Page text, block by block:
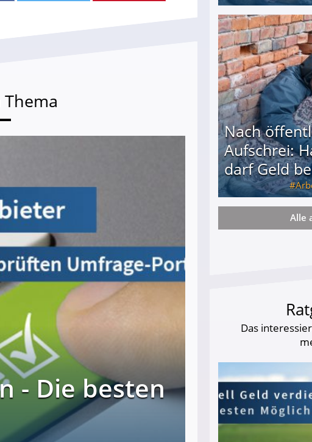
- Die besten
Obdachloser (58) verzweifelt: Unbekannte entführten seine
Nach
Aufschrei:
darf Geld
Nach öffentlichem Aufschrei: Hartz-IV-Bettler darf Geld behalten!
Alle
Das